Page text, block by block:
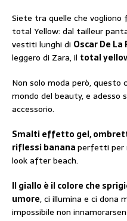
Siete tra quelle che vogliono
total Yellow: dal tailleur
vestiti lunghi di Oscar De La
leggero di Zara, il total
Non solo moda però, questo
mondo del beauty, e adesso
accessorio.
Smalti effetto gel,
riflessi bananaperfetti per
look after beach.
Il giallo è il colore che
umore, ci illumina e ci dona
impossibile non